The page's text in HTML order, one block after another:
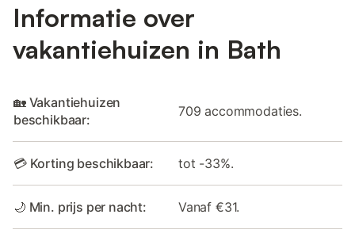
Informatie over
vakantiehuizen in Bath
🏡 Vakantiehuizen
beschikbaar:
709 accommodaties.
💳 Korting beschikbaar: tot -33%.
🌙 Min. prijs per nacht: Vanaf €31.